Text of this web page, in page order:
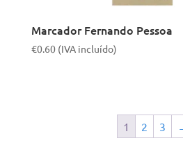
Marcador Fernando Pessoa
€0.60 (IVA incluído)
1 2 3